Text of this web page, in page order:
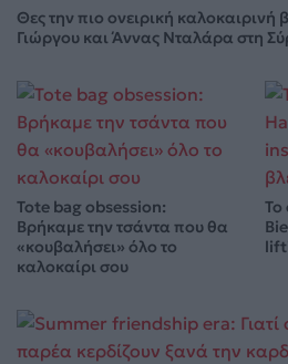
Θες την πιο ονειρική καλοκαιρινή
Γιώργου και Άννας Νταλάρα στη
Tote bag obsession:
Βρήκαμε την τσάντα που θα
«κουβαλήσει» όλο το
καλοκαίρι σου
Το